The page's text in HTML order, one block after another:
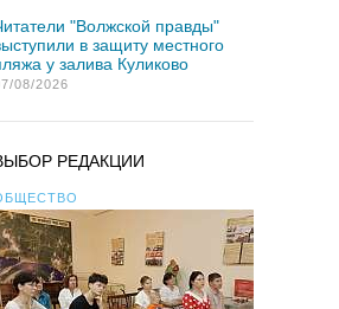
"Волжской правды"
в защиту местного
у залива Куликово
08/2026
РЕДАКЦИИ